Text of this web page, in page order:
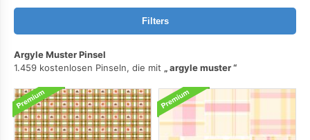
Filters
Argyle Muster Pinsel
1.459 kostenlosen Pinseln, die mit
argyle muster